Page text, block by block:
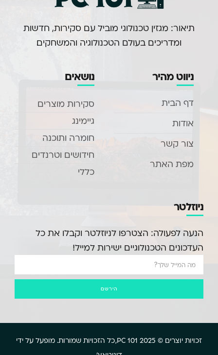
תיאור: מגזין טכנולוגי מוביל עם סקירות, חדשות
ומדריכים בעולם הטכנולוגיה והמשחקים.
ניווט מהיר
דף הבית
אודות
צור קשר
מפת האתר
נושאים
סקירות מוצרים
גיימינג
חומרה ותוכנה
חידושים וטרנדים
כללי
ניוזלטר
הנעה לפעולה: הצטרפו לניוזלטר וקבלו את כל
העדכונים הטכנולוגיים ישירות למייל!
הירשם
זכויות יוצרים © 2025 PC 101, כל הזכויות שמורות. מופעל על ידי